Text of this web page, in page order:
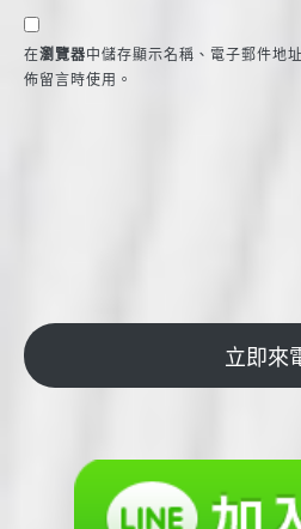
在瀏覽器中儲存顯示名稱、電子郵件地
佈留言時使用。
立即來